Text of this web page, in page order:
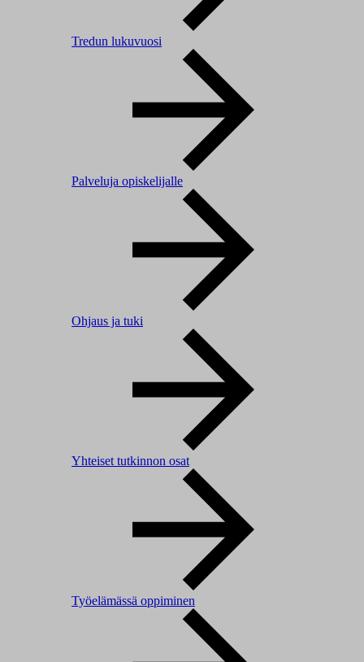
Tredun lukuvuosi
Palveluja opiskelijalle
Ohjaus ja tuki
Yhteiset tutkinnon osat
Työelämässä oppiminen